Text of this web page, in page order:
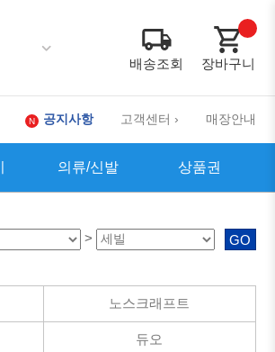
배송조회 장바구니
공지사항 고객센터 › 매장안내
의류/신발 상품권
> GO
노스크래프트
듀오